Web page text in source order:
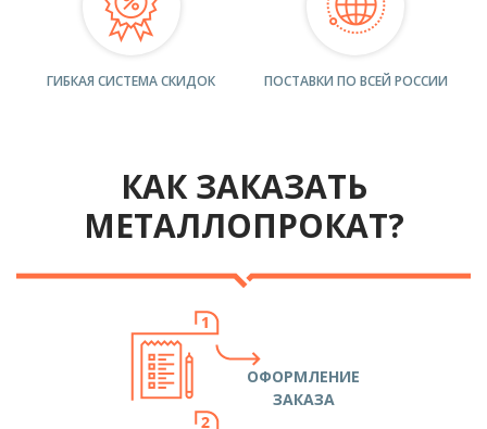
ГИБКАЯ СИСТЕМА СКИДОК ПОСТАВКИ ПО ВСЕЙ РОССИИ
КАК ЗАКАЗАТЬ
МЕТАЛЛОПРОКАТ?
ОФОРМЛЕНИЕ
ЗАКАЗА